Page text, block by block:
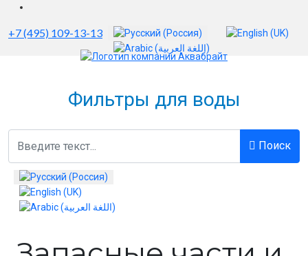
+7 (495) 109-13-13
Выберите язык
Фильтры для воды
Поиск
Поиск
Выберите язык